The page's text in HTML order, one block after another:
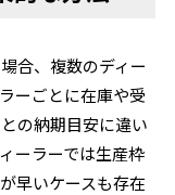
合、複数のディー
ーごとに在庫や受
の納期目安に違い
ーラーでは生産枠
早いケースも存在